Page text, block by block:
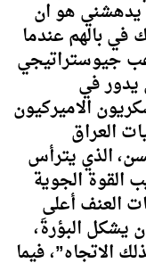
يدهشني هو ان
في بالهم عندما
جيوستراتيجي
يدور في
الاميركيون
العراق
الذي يترأس
القوة الجوية
العنف أعلى
يشكل البؤرةَ،
الاتجاه”، فيما